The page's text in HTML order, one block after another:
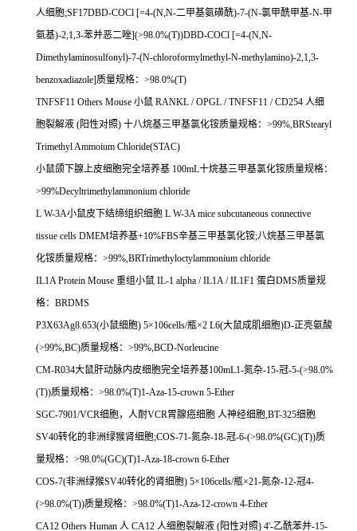
人细胞;SF17DBD-COCl [=4-(N,N-二甲基氨磺酰)-7-(N-氯甲酰甲基-N-甲
氨基)-2,1,3-苯并恶二唑](>98.0%(T))DBD-COCl [=4-(N,N-
Dimethylaminosulfonyl)-7-(N-chloroformylmethyl-N-methylamino)-2,1,3-
benzoxadiazole]质量规格： >98.0%(T)
TNFSF11 Others Mouse 小鼠 RANKL / OPGL / TNFSF11 / CD254 人细
胞裂解液 (阳性对照) 十八烷基三甲基氯化铵质量规格： >99%,BRStearyl
Trimethyl Ammoium Chloride(STAC)
小鼠颌下腺上皮细胞完全培养基 100mL十烷基三甲基氯化铵质量规格：
>99%Decyltrimethylammonium chloride
L W-3A小鼠皮下结缔组织细胞 L W-3A mice subcutaneous connective
tissue cells DMEM培养基+10%FBS辛基三甲基氯化铵;八烷基三甲基氯
化铵质量规格： >99%,BRTrimethyloctylammonium chloride
IL1A Protein Mouse 重组小鼠 IL-1 alpha / IL1A / IL1F1 蛋白DMS质量规
格： BRDMS
P3X63Ag8.653(小鼠细胞) 5×106cells/瓶×2 L6(大鼠成肌细胞)D-正亮氨酸
(>99%,BC)质量规格： >99%,BCD-Norleucine
CM-R034大鼠肝动脉内皮细胞完全培养基100mL1-氮杂-15-冠-5-(>98.0%
(T))质量规格： >98.0%(T)1-Aza-15-crown 5-Ether
SGC-7901/VCR细胞，人耐VCR胃腺癌细胞 人神经细胞 ,BT-325细胞
SV40转化的非洲绿猴肾细胞;COS-71-氮杂-18-冠-6-(>98.0%(GC)(T))质
量规格： >98.0%(GC)(T)1-Aza-18-crown 6-Ether
COS-7(非洲绿猴SV40转化的肾细胞) 5×106cells/瓶×21-氮杂-12-冠4-
(>98.0%(T))质量规格： >98.0%(T)1-Aza-12-crown 4-Ether
CA12 Others Human 人 CA12 人细胞裂解液 (阳性对照) 4'-乙酰苯并-15-